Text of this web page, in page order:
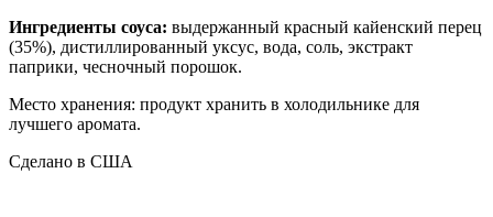
Ингредиенты соуса: выдержанный красный кайенский перец
(35%), дистиллированный уксус, вода, соль, экстракт
паприки, чесночный порошок.
Место хранения: продукт хранить в холодильнике для
лучшего аромата.
Сделано в США